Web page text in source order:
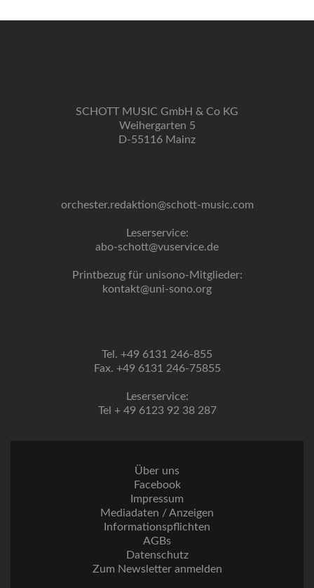
SCHOTT MUSIC GmbH & Co KG
Weihergarten 5
D-55116 Mainz
orchester.redaktion@schott-music.com
Leserservice:
abo-schott@vuservice.de
Printbezug für unisono-Mitglieder:
kontakt@uni-sono.org
Tel. +49 6131 246-855
Fax. +49 6131 246-75855
Leserservice:
Tel + 49 6123 92 38 287
Über uns
Facebook
Impressum
Mediadaten / Anzeigen
Informationspflichten
AGBs
Datenschutz
Zum Newsletter anmelden